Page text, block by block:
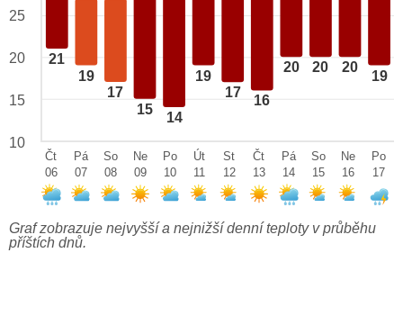
21
19
17
15
14
19
17
16
20 20 20
19
25
20
15
10
Čt
06
Pá
07
So
08
Ne
09
Po
10
Út
11
St
12
Čt
13
Pá
14
So
15
Ne
16
Po
17
Graf zobrazuje nejvyšší a nejnižší denní teploty v průběhu
příštích dnů.